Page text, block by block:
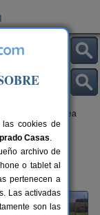
Rural Pikatzaenea
de Bilbao
las cookies de
Casas.
archivo de
o tablet al
pertenecen a
Las activadas
son las